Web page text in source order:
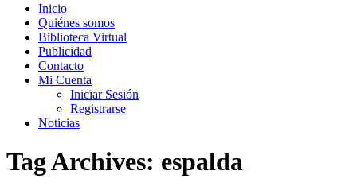
Inicio
Quiénes somos
Biblioteca Virtual
Publicidad
Contacto
Mi Cuenta
Iniciar Sesión
Registrarse
Noticias
Tag Archives: espalda